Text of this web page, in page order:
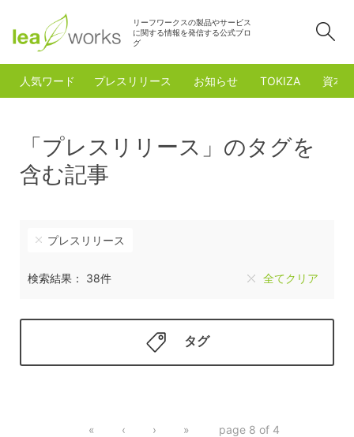
リーフワークスの製品やサービス
に関する情報を発信する公式ブロ
グ
人気ワード プレスリリース お知らせ TOKIZA 資本
「プレスリリース」のタグを
含む記事
プレスリリース
検索結果： 38件 全てクリア
タグ
« ‹ › » page 8 of 4